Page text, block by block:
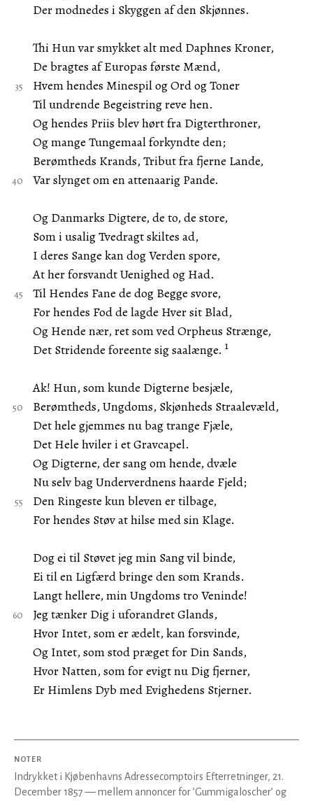
Der modnedes i Skyggen af den Skjønnes.
Thi Hun var smykket alt med Daphnes Kroner,
De bragtes af Europas første Mænd,
Hvem hendes Minespil og Ord og Toner
Til undrende Begeistring reve hen.
Og hendes Priis blev hørt fra Digterthroner,
Og mange Tungemaal forkyndte den;
Berømtheds Krands, Tribut fra fjerne Lande,
Var slynget om en attenaarig Pande.
Og Danmarks Digtere, de to, de store,
Som i usalig Tvedragt skiltes ad,
I deres Sange kan dog Verden spore,
At her forsvandt Uenighed og Had.
Til Hendes Fane de dog Begge svore,
For hendes Fod de lagde Hver sit Blad,
Og Hende nær, ret som ved Orpheus Strænge,
Det Stridende foreente sig saalænge. 1
Ak! Hun, som kunde Digterne besjæle,
Berømtheds, Ungdoms, Skjønheds Straalevæld,
Det hele gjemmes nu bag trange Fjæle,
Det Hele hviler i et Gravcapel.
Og Digterne, der sang om hende, dvæle
Nu selv bag Underverdnens haarde Fjeld;
Den Ringeste kun bleven er tilbage,
For hendes Støv at hilse med sin Klage.
Dog ei til Støvet jeg min Sang vil binde,
Ei til en Ligfærd bringe den som Krands.
Langt hellere, min Ungdoms tro Veninde!
Jeg tænker Dig i uforandret Glands,
Hvor Intet, som er ædelt, kan forsvinde,
Og Intet, som stod præget for Din Sands,
Hvor Natten, som for evigt nu Dig fjerner,
Er Himlens Dyb med Evighedens Stjerner.
NOTER
Indrykket i Kjøbenhavns Adressecomptoirs Efterretninger, 21.
December 1857 — mellem annoncer for ’Gummigaloscher’ og